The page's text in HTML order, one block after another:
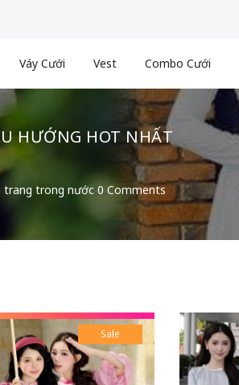
Váy Cưới Vest Combo Cưới
HƯỚNG HOT NHẤT
trang trong nước 0 Comments
Sale